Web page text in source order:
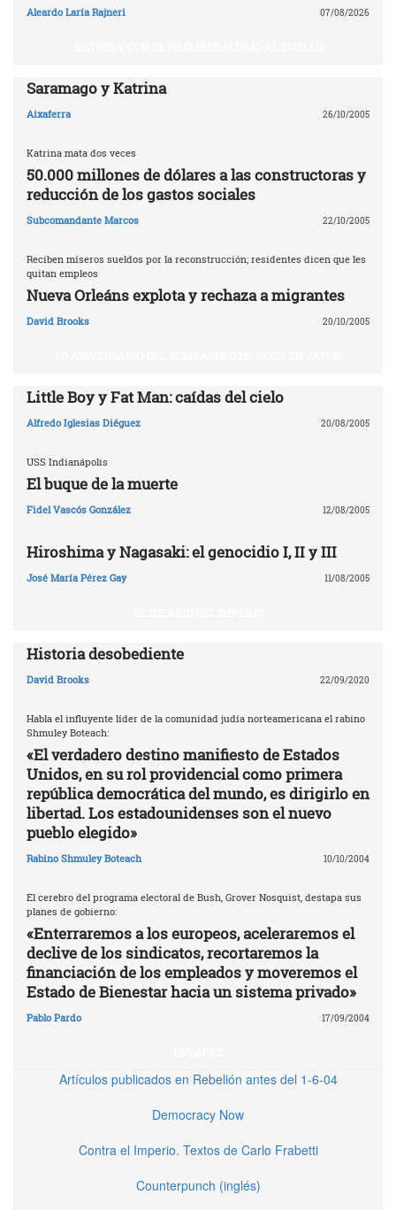
Aleardo Laría Rajneri 07/08/2026
Saramago y Katrina
Aixaferra 26/10/2005
Katrina mata dos veces
50.000 millones de dólares a las constructoras y
reducción de los gastos sociales
Subcomandante Marcos 22/10/2005
Reciben míseros sueldos por la reconstrucción; residentes dicen que les
quitan empleos
Nueva Orleáns explota y rechaza a migrantes
David Brooks 20/10/2005
Little Boy y Fat Man: caídas del cielo
Alfredo Iglesias Diéguez 20/08/2005
USS Indianápolis
El buque de la muerte
Fidel Vascós González 12/08/2005
Hiroshima y Nagasaki: el genocidio I, II y III
José María Pérez Gay 11/08/2005
Historia desobediente
David Brooks 22/09/2020
Habla el influyente líder de la comunidad judía norteamericana el rabino
Shmuley Boteach:
«El verdadero destino manifiesto de Estados
Unidos, en su rol providencial como primera
república democrática del mundo, es dirigirlo en
libertad. Los estadounidenses son el nuevo
pueblo elegido»
Rabino Shmuley Boteach 10/10/2004
El cerebro del programa electoral de Bush, Grover Nosquist, destapa sus
planes de gobierno:
«Enterraremos a los europeos, aceleraremos el
declive de los sindicatos, recortaremos la
financiación de los empleados y moveremos el
Estado de Bienestar hacia un sistema privado»
Pablo Pardo 17/09/2004
Artículos publicados en Rebelión antes del 1-6-04
Democracy Now
Contra el Imperio. Textos de Carlo Frabetti
Counterpunch (inglés)